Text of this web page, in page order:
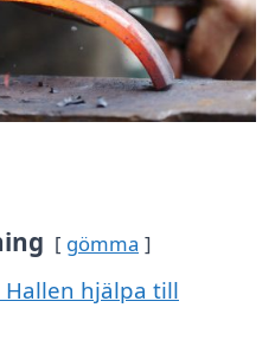
gömma
Hallen hjälpa till